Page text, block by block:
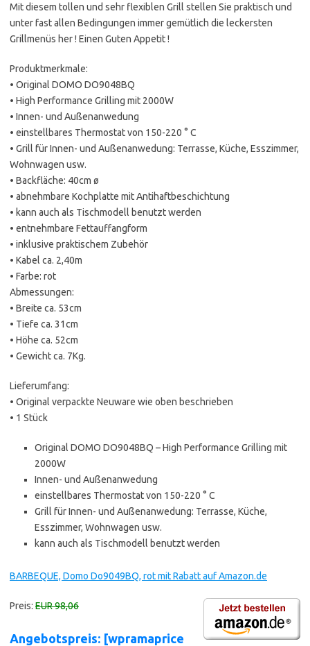
Mit diesem tollen und sehr flexiblen Grill stellen Sie praktisch und
unter fast allen Bedingungen immer gemütlich die leckersten
Grillmenüs her ! Einen Guten Appetit !
Produktmerkmale:
• Original DOMO DO9048BQ
• High Performance Grilling mit 2000W
• Innen- und Außenanwedung
• einstellbares Thermostat von 150-220 ° C
• Grill für Innen- und Außenanwedung: Terrasse, Küche, Esszimmer,
Wohnwagen usw.
• Backfläche: 40cm ø
• abnehmbare Kochplatte mit Antihaftbeschichtung
• kann auch als Tischmodell benutzt werden
• entnehmbare Fettauffangform
• inklusive praktischem Zubehör
• Kabel ca. 2,40m
• Farbe: rot
Abmessungen:
• Breite ca. 53cm
• Tiefe ca. 31cm
• Höhe ca. 52cm
• Gewicht ca. 7Kg.
Lieferumfang:
• Original verpackte Neuware wie oben beschrieben
• 1 Stück
Original DOMO DO9048BQ – High Performance Grilling mit
2000W
Innen- und Außenanwedung
einstellbares Thermostat von 150-220 ° C
Grill für Innen- und Außenanwedung: Terrasse, Küche,
Esszimmer, Wohnwagen usw.
kann auch als Tischmodell benutzt werden
BARBEQUE, Domo Do9049BQ, rot mit Rabatt auf Amazon.de
Preis: EUR 98,06
Angebotspreis: [wpramaprice